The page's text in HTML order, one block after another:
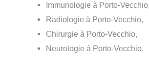
Immunologie à Porto-Vecchio,
Radiologie à Porto-Vecchio,
Chirurgie à Porto-Vecchio,
Neurologie à Porto-Vecchio,